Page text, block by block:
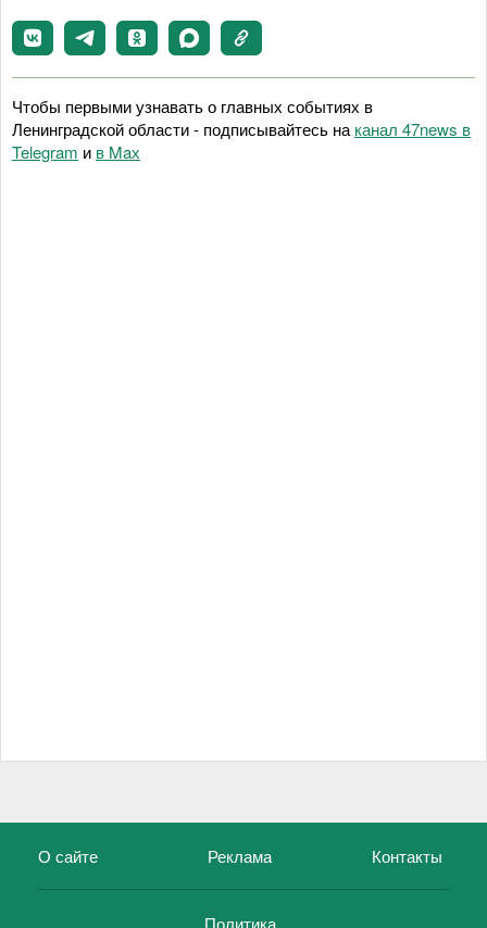
Чтобы первыми узнавать о главных событиях в
Ленинградской области - подписывайтесь на канал 47news в
Telegram и в Maх
О сайте Реклама Контакты
Политика